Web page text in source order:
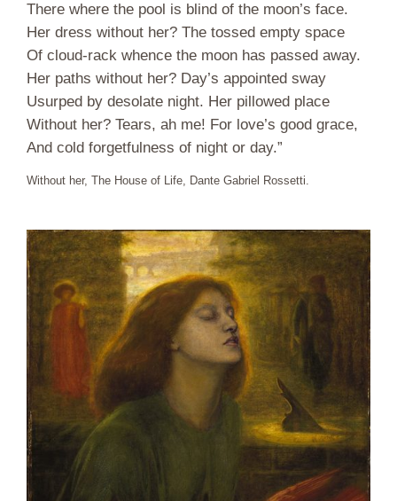
There where the pool is blind of the moon’s face.
Her dress without her? The tossed empty space
Of cloud-rack whence the moon has passed away.
Her paths without her? Day’s appointed sway
Usurped by desolate night. Her pillowed place
Without her? Tears, ah me! For love’s good grace,
And cold forgetfulness of night or day.”
Without her, The House of Life, Dante Gabriel Rossetti.